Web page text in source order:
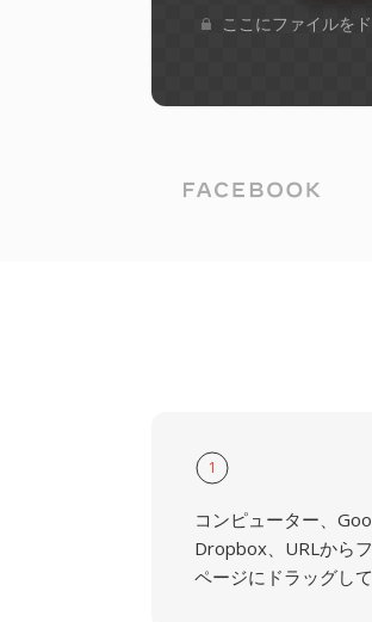
ここにファイルを
1
コンピューター、
Dropbox、URLから
ページにドラッグし